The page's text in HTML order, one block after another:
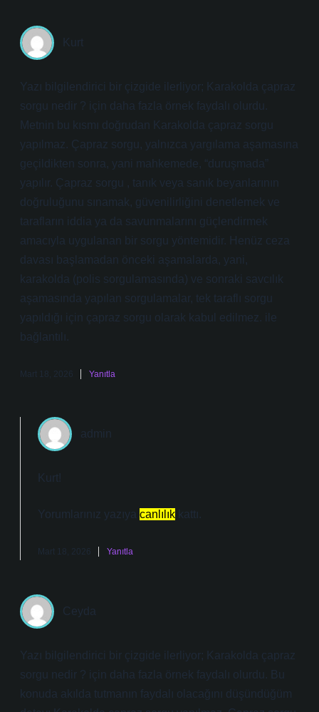
Kurt
Yazı bilgilendirici bir çizgide ilerliyor; Karakolda çapraz
sorgu nedir ? için daha fazla örnek faydalı olurdu.
Metnin bu kısmı doğrudan Karakolda çapraz sorgu
yapılmaz. Çapraz sorgu, yalnızca yargılama aşamasına
geçildikten sonra, yani mahkemede, “duruşmada”
yapılır. Çapraz sorgu , tanık veya sanık beyanlarının
doğruluğunu sınamak, güvenilirliğini denetlemek ve
tarafların iddia ya da savunmalarını güçlendirmek
amacıyla uygulanan bir sorgu yöntemidir. Henüz ceza
davası başlamadan önceki aşamalarda, yani,
karakolda (polis sorgulamasında) ve sonraki savcılık
aşamasında yapılan sorgulamalar, tek taraflı sorgu
yapıldığı için çapraz sorgu olarak kabul edilmez. ile
bağlantılı.
Mart 18, 2026 Yanıtla
admin
Kurt!
Yorumlarınız yazıya canlılık kattı.
Mart 18, 2026 Yanıtla
Ceyda
Yazı bilgilendirici bir çizgide ilerliyor; Karakolda çapraz
sorgu nedir ? için daha fazla örnek faydalı olurdu. Bu
konuda akılda tutmanın faydalı olacağını düşündüğüm